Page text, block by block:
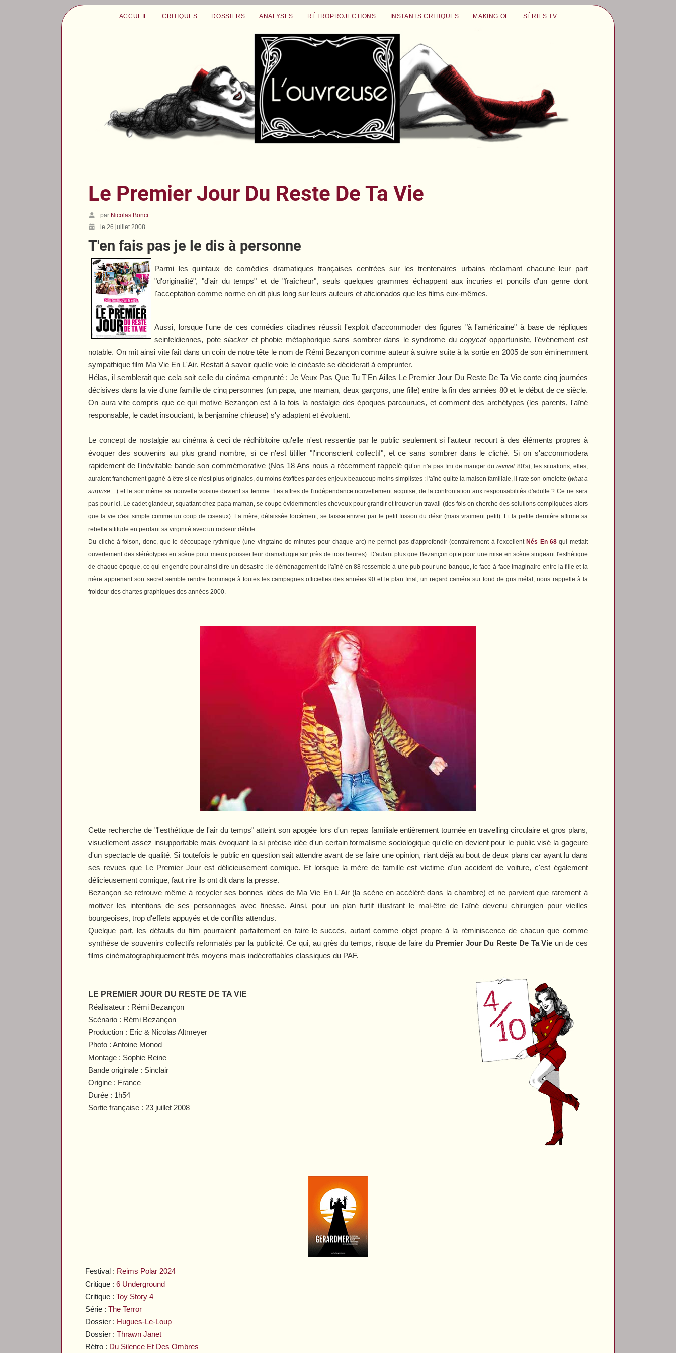
ACCUEIL CRITIQUES DOSSIERS ANALYSES RÉTROPROJECTIONS INSTANTS CRITIQUES MAKING OF SÉRIES TV
Festival : Reims Polar 2024
Critique :6 Underground
Critique :Toy Story 4
Série :The Terror
Dossier : Hugues-Le-Loup
Dossier :Thrawn Janet
Rétro : Du Silence Et Des Ombres
Le Premier Jour Du Reste De Ta Vie
par Nicolas Bonci
le 26 juillet 2008
T'en fais pas je le dis à personne
Parmi les quintaux de comédies dramatiques françaises centrées sur les trentenaires urbains réclamant chacune leur part
"d'originalité", "d'air du temps" et de "fraîcheur", seuls quelques grammes échappent aux incuries et poncifs d'un genre dont
l'acceptation comme norme en dit plus long sur leurs auteurs et aficionados que les films eux-mêmes.
Aussi, lorsque l'une de ces comédies citadines réussit l'exploit d'accommoder des figures "à l'américaine" à base de répliques
seinfeldiennes, poteslackeret phobie métaphorique sans sombrer dans le syndrome ducopycatopportuniste, l’événement est
notable. On mit ainsi vite fait dans un coin de notre tête le nom de Rémi Bezançon comme auteur à suivre suite à la sortie en 2005 de son éminemment
sympathique film Ma Vie En L'Air. Restait à savoir quelle voie le cinéaste se déciderait à emprunter.
Hélas, il semblerait que cela soit celle du cinéma emprunté : Je Veux Pas Que Tu T'En Ailles Le Premier Jour Du Reste De Ta Vieconte cinq journées
décisives dans la vie d'une famille de cinq personnes (un papa, une maman, deux garçons, une fille) entre la fin des années 80 et le début de ce siècle.
On aura vite compris que ce qui motive Bezançon est à la fois la nostalgie des époques parcourues, et comment des archétypes (les parents, l'aîné
responsable, le cadet insouciant, la benjamine chieuse) s'y adaptent et évoluent.
Le concept de nostalgie au cinéma à ceci de rédhibitoire qu'elle n'est ressentie par le public seulement si l'auteur recourt à des éléments propres à
évoquer des souvenirs au plus grand nombre, si ce n'est titiller "l'inconscient collectif", et ce sans sombrer dans le cliché. Si on s'accommodera
rapidement de l'inévitable bande son commémorative (Nos 18 Ans nous a récemment rappelé qu'on n'a pas fini de manger durevival 80's), les situations, elles,
auraient franchement gagné à être si ce n'est plus originales, du moins étoffées par des enjeux beaucoup moins simplistes : l'aîné quitte la maison familiale, il rate son omelette (what a
surprise …) et le soir même sa nouvelle voisine devient sa femme. Les affres de l'indépendance nouvellement acquise, de la confrontation aux responsabilités d'adulte ? Ce ne sera
pas pour ici. Le cadet glandeur, squattant chez papa maman, se coupe évidemment les cheveux pour grandir et trouver un travail (des fois on cherche des solutions compliquées alors
que la vie c'est simple comme un coup de ciseaux). La mère, délaissée forcément, se laisse enivrer par le petit frisson du désir (mais vraiment petit). Et la petite dernière affirme sa
rebelle attitude en perdant sa virginité avec un rockeur débile.
Du cliché à foison, donc, que le découpage rythmique (une vingtaine de minutes pour chaque arc) ne permet pas d'approfondir (contrairement à l'excellentNés En 68qui mettait
ouvertement des stéréotypes en scène pour mieux pousser leur dramaturgie sur près de trois heures). D'autant plus que Bezançon opte pour une mise en scène singeant l'esthétique
de chaque époque, ce qui engendre pour ainsi dire un désastre : le déménagement de l'aîné en 88 ressemble à une pub pour une banque, le face-à-face imaginaire entre la fille et la
mère apprenant son secret semble rendre hommage à toutes les campagnes officielles des années 90 et le plan final, un regard caméra sur fond de gris métal, nous rappelle à la
froideur des chartes graphiques des années 2000.
Cette recherche de "l'esthétique de l'air du temps" atteint son apogée lors d'un repas familiale entièrement tournée en travelling circulaire et gros plans,
visuellement assez insupportable mais évoquant la si précise idée d'un certain formalisme sociologique qu'elle en devient pour le public visé la gageure
d'un spectacle de qualité. Si toutefois le public en question sait attendre avant de se faire une opinion, riant déjà au bout de deux plans car ayant lu dans
ses revues que Le Premier Jour est délicieusement comique. Et lorsque la mère de famille est victime d'un accident de voiture, c'est également
délicieusement comique, faut rire ils ont dit dans la presse.
Bezançon se retrouve même à recycler ses bonnes idées de Ma Vie En L'Air (la scène en accéléré dans la chambre) et ne parvient que rarement à
motiver les intentions de ses personnages avec finesse. Ainsi, pour un plan furtif illustrant le mal-être de l'aîné devenu chirurgien pour vieilles
bourgeoises, trop d'effets appuyés et de conflits attendus.
Quelque part, les défauts du film pourraient parfaitement en faire le succès, autant comme objet propre à la réminiscence de chacun que comme
synthèse de souvenirs collectifs reformatés par la publicité. Ce qui, au grès du temps, risque de faire du Premier Jour Du Reste De Ta Vie un de ces
films cinématographiquement très moyens mais indécrottables classiques du PAF.
LE PREMIER JOUR DU RESTE DE TA VIE
Réalisateur : Rémi Bezançon
Scénario : Rémi Bezançon
Production : Eric & Nicolas Altmeyer
Photo : Antoine Monod
Montage : Sophie Reine
Bande originale : Sinclair
Origine : France
Durée : 1h54
Sortie française : 23 juillet 2008